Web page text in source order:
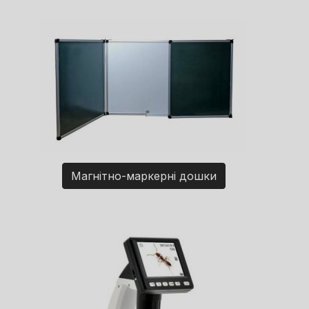
Магнітно-маркерні дошки